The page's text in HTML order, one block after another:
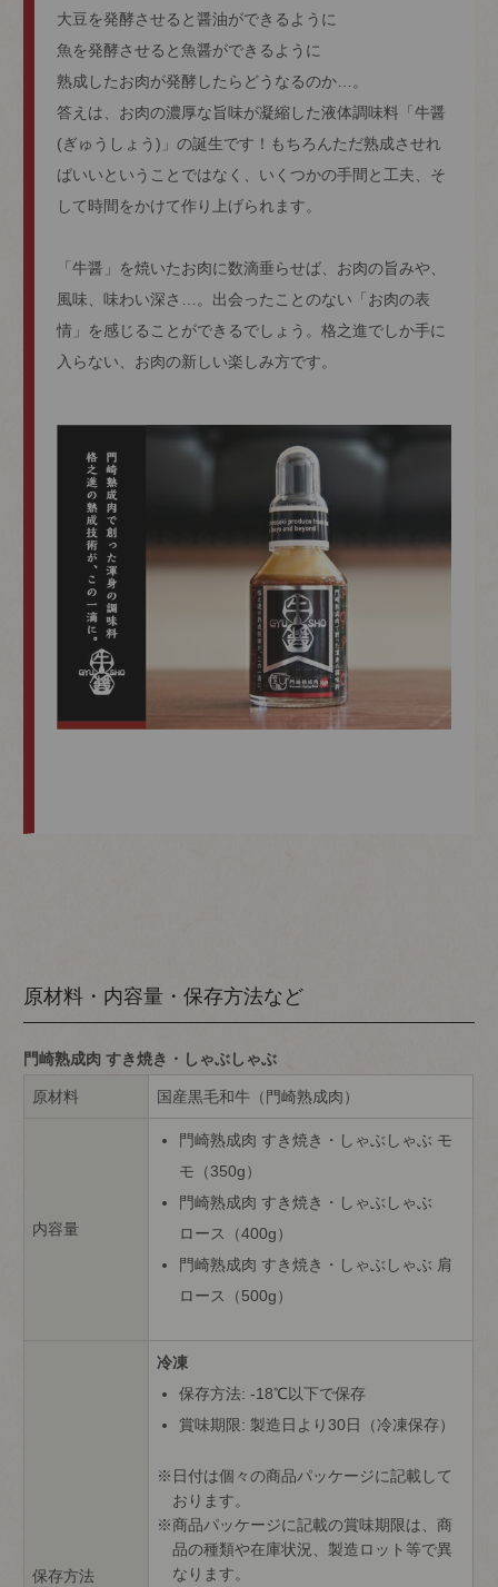
大豆を発酵させると醤油ができるように
魚を発酵させると魚醤ができるように
熟成したお肉が発酵したらどうなるのか…。
答えは、お肉の濃厚な旨味が凝縮した液体調味料「牛醤
(ぎゅうしょう)」の誕生です！もちろんただ熟成させれ
ばいいということではなく、いくつかの手間と工夫、そ
して時間をかけて作り上げられます。
「牛醤」を焼いたお肉に数滴垂らせば、お肉の旨みや、
風味、味わい深さ…。出会ったことのない「お肉の表
情」を感じることができるでしょう。格之進でしか手に
入らない、お肉の新しい楽しみ方です。
原材料・内容量・保存方法など
門崎熟成肉 すき焼き・しゃぶしゃぶ
原材料 国産黒毛和牛（門崎熟成肉）
内容量
門崎熟成肉 すき焼き・しゃぶしゃぶ モ
モ（350g）
門崎熟成肉 すき焼き・しゃぶしゃぶ
ロース（400g）
門崎熟成肉 すき焼き・しゃぶしゃぶ 肩
ロース（500g）
保存方法
冷凍
保存方法: -18℃以下で保存
賞味期限: 製造日より30日（冷凍保存）
日付は個々の商品パッケージに記載して
おります。
商品パッケージに記載の賞味期限は、商
品の種類や在庫状況、製造ロット等で異
なります。